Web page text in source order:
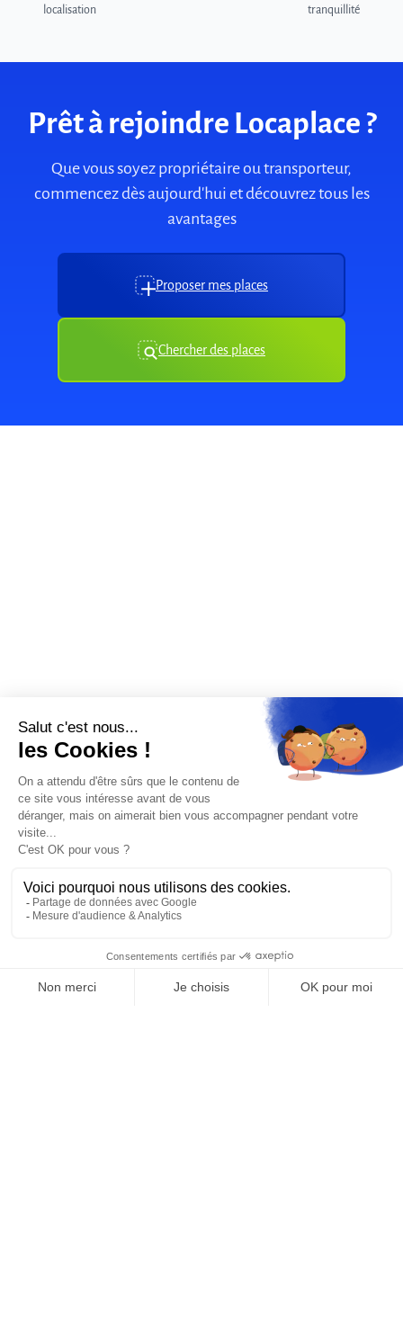
localisation
tranquillité
Prêt à rejoindre Locaplace ?
Que vous soyez propriétaire ou transporteur,
commencez dès aujourd'hui et découvrez tous les
avantages
Proposer mes places
Chercher des places